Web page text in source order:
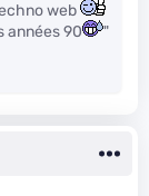
web
années 90
"